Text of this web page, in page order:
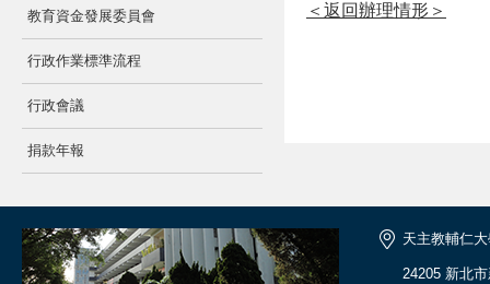
教育資金發展委員會
行政作業標準流程
行政會議
捐款年報
＜返回辦理情形＞
天主教輔仁
24205 新北